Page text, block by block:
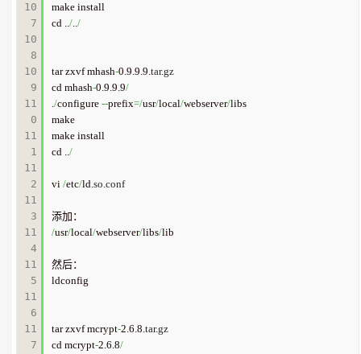
10
7
10
8
10
9
11
0
11
1
11
2
11
3
11
4
11
5
11
6
11
7
make install
cd ../../
tar zxvf mhash-0.9.9.9.tar.gz
cd mhash-0.9.9.9/
./configure --prefix=/usr/local/webserver/libs
make
make install
cd ../
vi /etc/ld.so.conf
/usr/local/webserver/libs/lib
然后：
ldconfig
tar zxvf mcrypt-2.6.8.tar.gz
cd mcrypt-2.6.8/